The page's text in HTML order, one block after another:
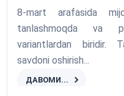
8-mart arafasida
tanlashmoqda va
variantlardan biridir.
savdoni oshirish...
ДАВОМИ...